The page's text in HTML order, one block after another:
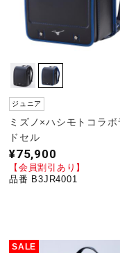
ジュニア
ミズノ×ハシモトコラボ
ドセル
¥75,900
【会員割引あり】
品番 B3JR4001
SALE